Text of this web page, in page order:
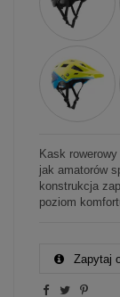
Kask
jak amatorów
konstrukcja
poziom
Zapytaj